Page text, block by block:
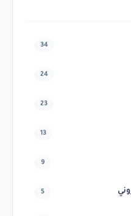
34
24
23
13
9
5